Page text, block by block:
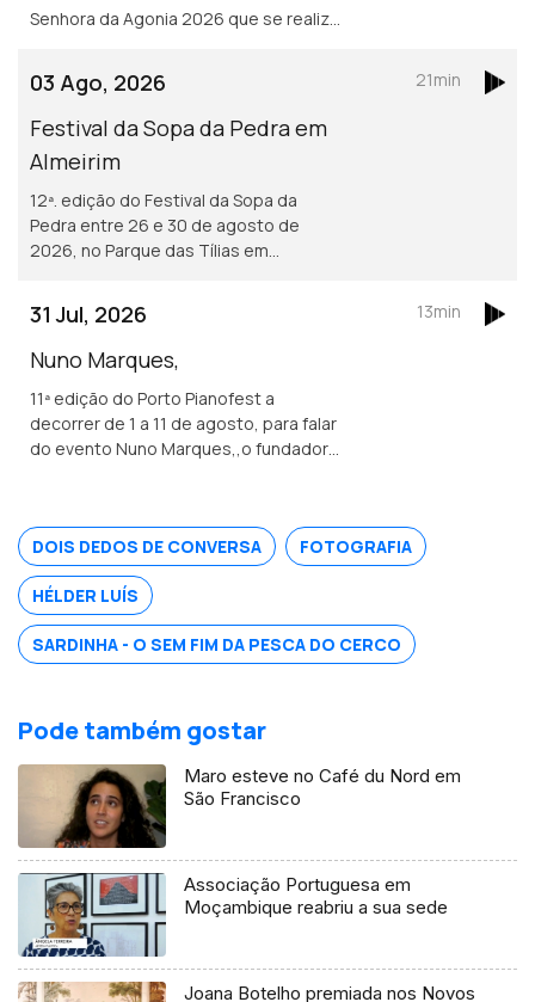
Senhora da Agonia 2026 que se realiza
tradição, da devoção e da alegria.
03 Ago, 2026
Festival da Sopa da Pedra em
Almeirim
12ª. edição do Festival da Sopa da
Pedra entre 26 e 30 de agosto de
2026, no Parque das Tílias em
destaca o famoso prato certificado, e
conta com concertos, artesanato e
tasquinhas. <br /> O grão-confrade
Luís Manso da Confraria Gastronómica
de Almeirim fala sobre este símbolo da
gastronomia.
21min
31 Jul, 2026
Nuno Marques,
11ª edição do Porto Pianofest a
decorrer de 1 a 11 de agosto, para falar
do evento Nuno Marques,,o fundador
Porto e ligado a Nova Iorque.
13min
DOIS DEDOS DE CONVERSA FOTOGRAFIA
HÉLDER LUÍS
SARDINHA - O SEM FIM DA PESCA DO CERCO
Pode também gostar
Maro esteve no Café du Nord em
São Francisco
Associação Portuguesa em
Moçambique reabriu a sua sede
Joana Botelho premiada nos Novos